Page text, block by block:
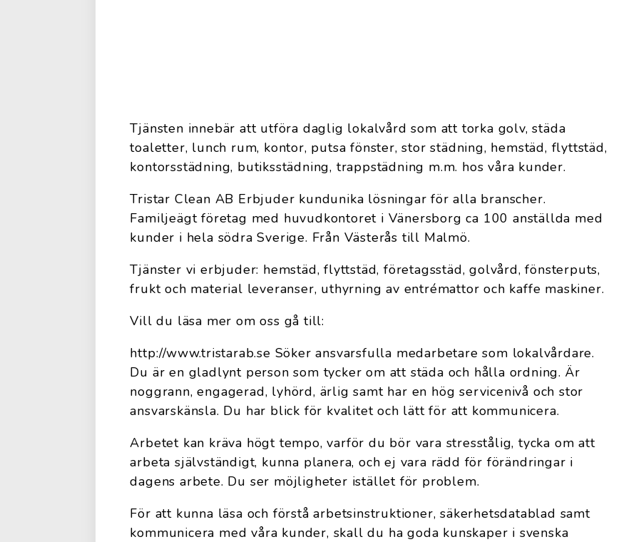
Tjänsten innebär att utföra daglig lokalvård som att torka golv, städa
toaletter, lunch rum, kontor, putsa fönster, stor städning, hemstäd, flyttstäd,
kontorsstädning, butiksstädning, trappstädning m.m. hos våra kunder.
Tristar Clean AB Erbjuder kundunika lösningar för alla branscher.
Familjeägt företag med huvudkontoret i Vänersborg ca 100 anställda med
kunder i hela södra Sverige. Från Västerås till Malmö.
Tjänster vi erbjuder: hemstäd, flyttstäd, företagsstäd, golvård, fönsterputs,
frukt och material leveranser, uthyrning av entrémattor och kaffe maskiner.
Vill du läsa mer om oss gå till:
http://www.tristarab.se Söker ansvarsfulla medarbetare som lokalvårdare.
Du är en gladlynt person som tycker om att städa och hålla ordning. Är
noggrann, engagerad, lyhörd, ärlig samt har en hög servicenivå och stor
ansvarskänsla. Du har blick för kvalitet och lätt för att kommunicera.
Arbetet kan kräva högt tempo, varför du bör vara stresstålig, tycka om att
arbeta självständigt, kunna planera, och ej vara rädd för förändringar i
dagens arbete. Du ser möjligheter istället för problem.
För att kunna läsa och förstå arbetsinstruktioner, säkerhetsdatablad samt
kommunicera med våra kunder, skall du ha goda kunskaper i svenska